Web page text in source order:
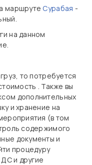
маршруте Сурабая -
на данном
то потребуется
. Также вы
дополнительных
и хранение на
(в том
содержимого
документы и
процедуру
и другие